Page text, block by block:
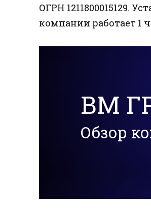
ОГРН 1211800015129.
компании работает 1
ВМ
Обзор